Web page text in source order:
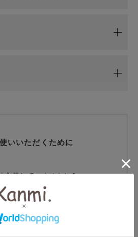
いいただくために
保管していませんか？
カビの4つの効果をこれ一つで！
に癒されながら、革製品を保管す